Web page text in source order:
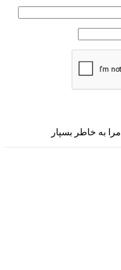
مرا به خاطر بسپار